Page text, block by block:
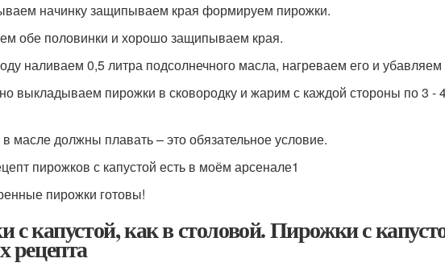
начинку защипываем края формируем пирожки.
обе половинки и хорошо защипываем края.
наливаем 0,5 литра подсолнечного масла, нагреваем его и
выкладываем пирожки в сковородку и жарим с каждой стороны по 3 -
масле должны плавать – это обязательное условие.
пирожков с капустой есть в моём арсенале1
пирожки готовы!
капустой, как в столовой. Пирожки с
рецепта